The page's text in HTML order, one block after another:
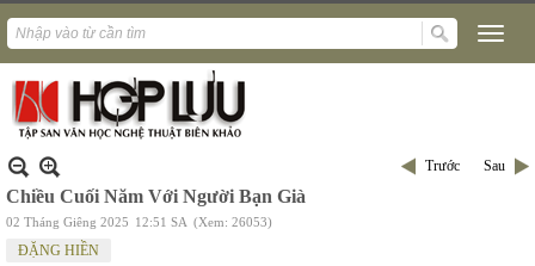
Trước Sau
Chiều Cuối Năm Với Người Bạn Già
02 Tháng Giêng 2025 12:51 SA (Xem: 26053)
ĐẶNG HIỀN